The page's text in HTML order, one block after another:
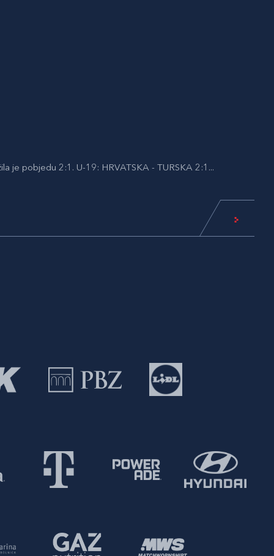
je pobjedu 2:1. U-19: HRVATSKA - TURSKA 2:1...